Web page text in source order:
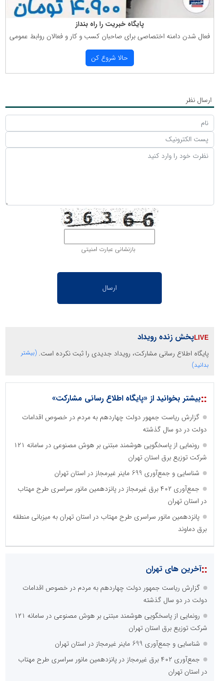
پایگاه خبریت را راه بنداز
فعال شدن دامنه اختصاصی برای صاحبان كسب و كار و فعالان روابط عمومی
حالا شروع كن
ارسال نظر
بازنشانی عبارت امنیتی
پخش زنده رویداد
پایگاه اطلاع رسانی مشارکت، رویداد جدیدی را ثبت نکرده است. (بیشتر
بدانید)
::بیشتر بخوانید از «پایگاه اطلاع رسانی مشارکت»
گزارش ریاست جمهور دولت چهاردهم به مردم در خصوص اقدامات
دولت در دو سال گذشته
رونمایی از پاسخگویی هوشمند مبتنی بر هوش مصنوعی در سامانه ۱۲۱
شرکت توزیع برق استان تهران
شناسایی و جمع‌آوری 699 ماینر غیرمجاز در استان تهران
جمع‌آوری ۴۰۲ برق غیرمجاز در پانزدهمین مانور سراسری طرح مهتاب
در استان تهران
پانزدهمین مانور سراسری طرح مهتاب در استان تهران به میزبانی منطقه
برق دماوند
::آخرین های تهران
گزارش ریاست جمهور دولت چهاردهم به مردم در خصوص اقدامات
دولت در دو سال گذشته
رونمایی از پاسخگویی هوشمند مبتنی بر هوش مصنوعی در سامانه ۱۲۱
شرکت توزیع برق استان تهران
شناسایی و جمع‌آوری 699 ماینر غیرمجاز در استان تهران
جمع‌آوری ۴۰۲ برق غیرمجاز در پانزدهمین مانور سراسری طرح مهتاب
در استان تهران